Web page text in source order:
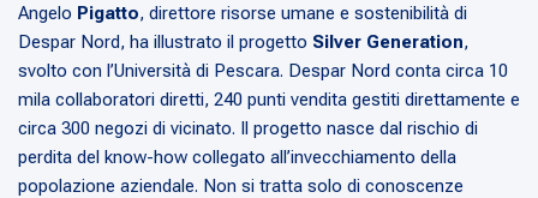
Angelo Pigatto, direttore risorse umane e sostenibilità di
Despar Nord, ha illustrato il progetto Silver Generation,
svolto con l’Università di Pescara. Despar Nord conta circa 10
mila collaboratori diretti, 240 punti vendita gestiti direttamente e
circa 300 negozi di vicinato. Il progetto nasce dal rischio di
perdita del know-how collegato all’invecchiamento della
popolazione aziendale. Non si tratta solo di conoscenze